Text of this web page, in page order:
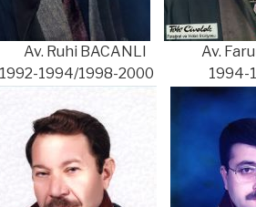
Ruhi BACANLI Av. Faruk
1998-2000 1994-